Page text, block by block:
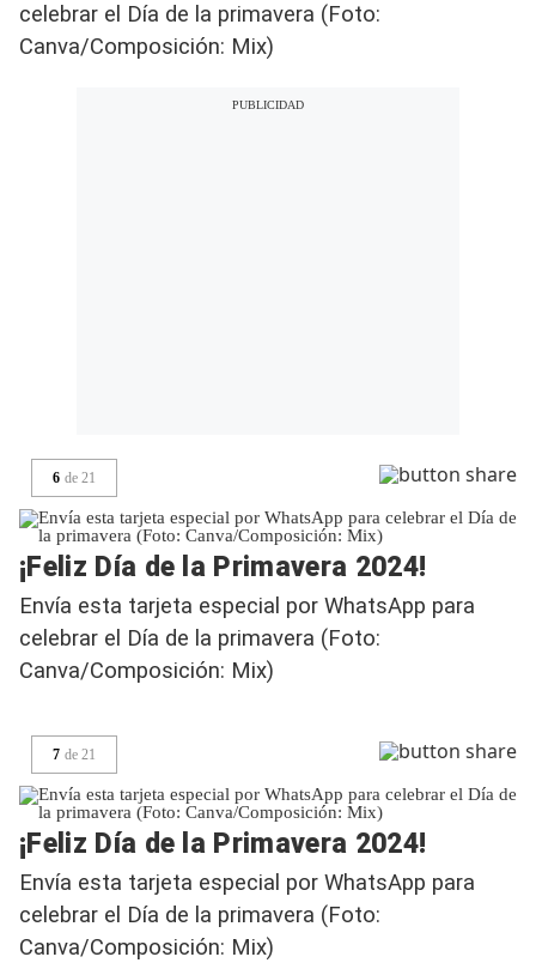
celebrar el Día de la primavera (Foto:
Canva/Composición: Mix)
6 de 21
¡Feliz Día de la Primavera 2024!
Envía esta tarjeta especial por WhatsApp para
celebrar el Día de la primavera (Foto:
Canva/Composición: Mix)
7 de 21
¡Feliz Día de la Primavera 2024!
Envía esta tarjeta especial por WhatsApp para
celebrar el Día de la primavera (Foto:
Canva/Composición: Mix)